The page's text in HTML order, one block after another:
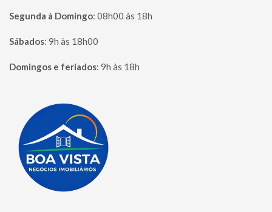
Segunda à Domingo: 08h00 às 18h
Sábados: 9h às 18h00
Domingos e feriados: 9h às 18h
Página inicial